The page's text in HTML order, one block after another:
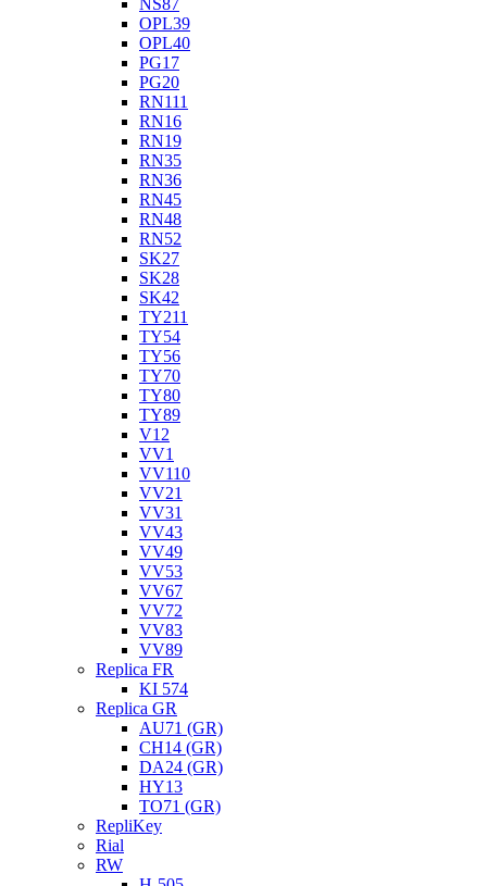
NS87
OPL39
OPL40
PG17
PG20
RN111
RN16
RN19
RN35
RN36
RN45
RN48
RN52
SK27
SK28
SK42
TY211
TY54
TY56
TY70
TY80
TY89
V12
VV1
VV110
VV21
VV31
VV43
VV49
VV53
VV67
VV72
VV83
VV89
Replica FR
KI 574
Replica GR
AU71 (GR)
CH14 (GR)
DA24 (GR)
HY13
TO71 (GR)
RepliKey
Rial
RW